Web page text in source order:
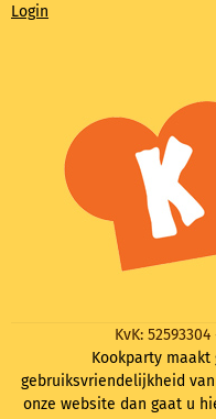
Login
KvK:
Kookparty
gebruiksvriendelijkheid
onze website dan gaat u